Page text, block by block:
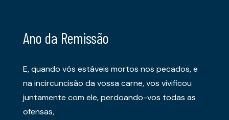
Ano da Remissão
E, quando vós estáveis mortos nos pecados, e
na incircuncisão da vossa carne, vos vivificou
juntamente com ele, perdoando-vos todas as
ofensas,